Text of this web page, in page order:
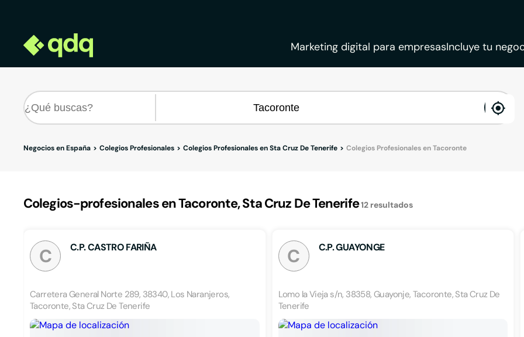
Marketing digital para empresasIncluye tu
Negocios en España Colegios Profesionales Colegios Profesionales en Sta Cruz De Tenerife Colegios Profesionales en Tacoronte
Colegios-profesionales en Tacoronte, Sta Cruz De Tenerife12 resultados
C C.P. CASTRO FARIÑA
Carretera General Norte 289, 38340, Los Naranjeros,
Tacoronte, Sta Cruz De Tenerife
C C.P. GUAYONGE
Lomo la Vieja s/n, 38358, Guayonje, Tacoronte, Sta Cruz De
Tenerife